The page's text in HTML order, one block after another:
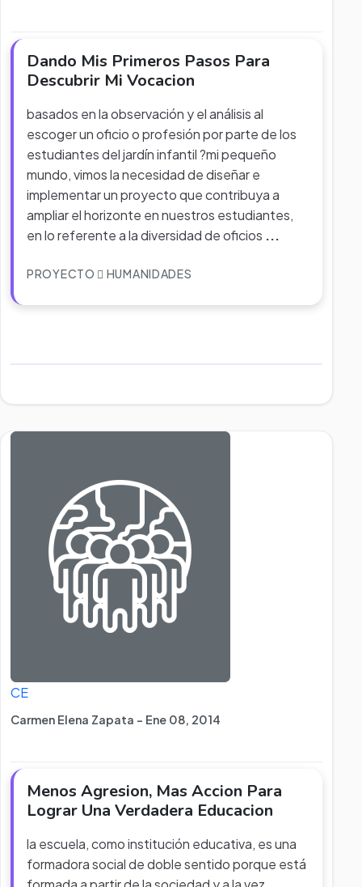
Dando Mis Primeros Pasos Para
Descubrir Mi Vocacion
basados en la observación y el análisis al
escoger un oficio o profesión por parte de los
estudiantes del jardín infantil ?mi pequeño
mundo, vimos la necesidad de diseñar e
implementar un proyecto que contribuya a
ampliar el horizonte en nuestros estudiantes,
en lo referente a la diversidad de oficios ...
PROYECTO HUMANIDADES
CE
Carmen Elena Zapata - Ene 08, 2014
Menos Agresion, Mas Accion Para
Lograr Una Verdadera Educacion
la escuela, como institución educativa, es una
formadora social de doble sentido porque está